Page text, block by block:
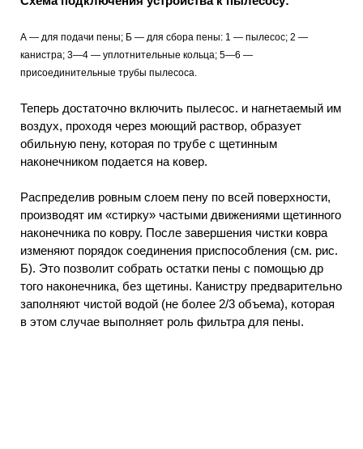
А — для подачи пены; Б — для сбора пены: 1 — пылесос; 2 —
канистра; 3—4 — уплотнительные кольца; 5—6 —
присоединительные трубы пылесоса.
Теперь достаточно включить пылесос. и нагнетаемый им
воздух, проходя через моющий раствор, образует
обильную пену, которая по трубе с щетинным
наконечником подается на ковер.
Распределив ровным слоем пену по всей поверхности,
производят им «стирку» частыми движениями щетинного
наконечника по ковру. После завершения чистки ковра
изменяют порядок соединения приспособления (см. рис.
Б). Это позволит собрать остатки пены с помощью др
того наконечника, без щетины. Канистру предварительно
заполняют чистой водой (не более 2/3 объема), которая
в этом случае выполняет роль фильтра для пены.